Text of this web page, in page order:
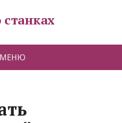
станках
МЕНЮ